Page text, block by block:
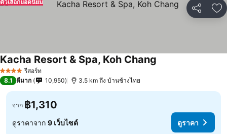
แชร์ เ
ตัวเลือกยอดนิยม
4 ดาว รีสอร์ท
Kacha Resort & Spa, Koh Chang
8.1 ดีมาก 10,950 3.5 km ถึง บ้านช้างไทย
จาก ฿1,310
ดูราคาจาก 9 เว็บไซต์ ดูราคา